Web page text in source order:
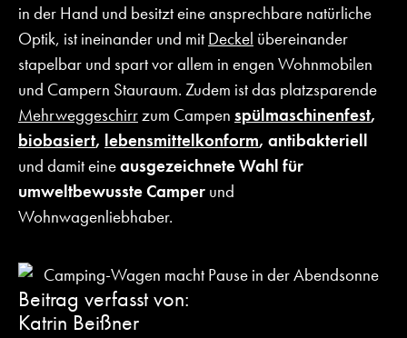
in der Hand und besitzt eine ansprechbare natürliche
Optik, ist ineinander und mit Deckel übereinander
stapelbar und spart vor allem in engen Wohnmobilen
und Campern Stauraum. Zudem ist das platzsparende
Mehrweggeschirrzum Campen spülmaschinenfest,
biobasiert, lebensmittelkonform, antibakteriell
und damit eineausgezeichnete Wahl für
umweltbewusste Camper und
Wohnwagenliebhaber.
Beitrag verfasst von:
Katrin Beißner